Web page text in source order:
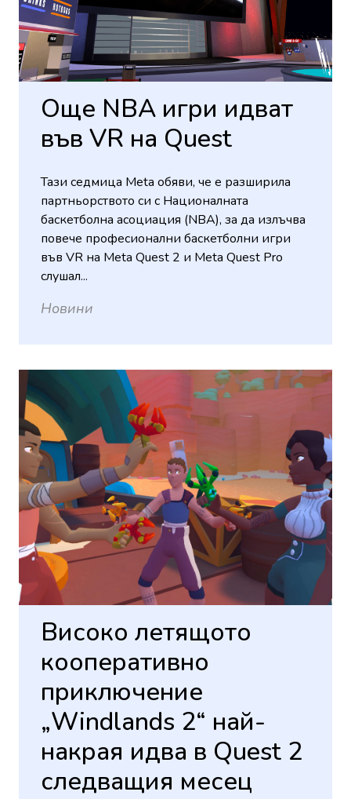
Още NBA игри идват
във VR на Quest
Тази седмица Meta обяви, че е разширила
партньорството си с Националната
баскетболна асоциация (NBA), за да излъчва
повече професионални баскетболни игри
във VR на Meta Quest 2 и Meta Quest Pro
слушал...
Новини
Високо летящото
кооперативно
приключение
„Windlands 2“ най-
накрая идва в Quest 2
следващия месец